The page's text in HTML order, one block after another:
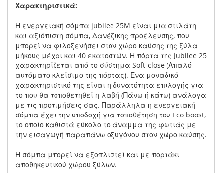
Χαρακτηριστικά:
Η ενεργειακή σόμπα jubilee 25M είναι μια στιλάτη
και αξιόπιστη σόμπα, Δανέζικης προέλευσης, που
μπορεί να φιλοξενήσει στον χώρο καύσης της ξύλα
μήκους μέχρι και 40 εκατοστών. Η πόρτα της Jubilee 25
χαρακτηρίζεται από το σύστημα Soft-close (Απαλό
αυτόματο κλείσιμο της πόρτας). Ένα μοναδικό
χαρακτηριστικό της είναι η δυνατότητα επιλογής για
το που θα τοποθετηθεί η λαβή (Πάνω ή κάτω) ανάλογα
με τις προτιμήσεις σας. Παράλληλα η ενεργειακή
σόμπα έχει την υποδοχή για τοποθέτηση του Eco boost,
το οποίο καθιστά εύκολο το άναμμα της φωτιάς με
την εισαγωγή παραπάνω οξυγόνου στον χώρο καύσης.
H σόμπα μπορεί να εξοπλιστεί και με πορτάκι
αποθηκευτικού χώρου ξύλων.